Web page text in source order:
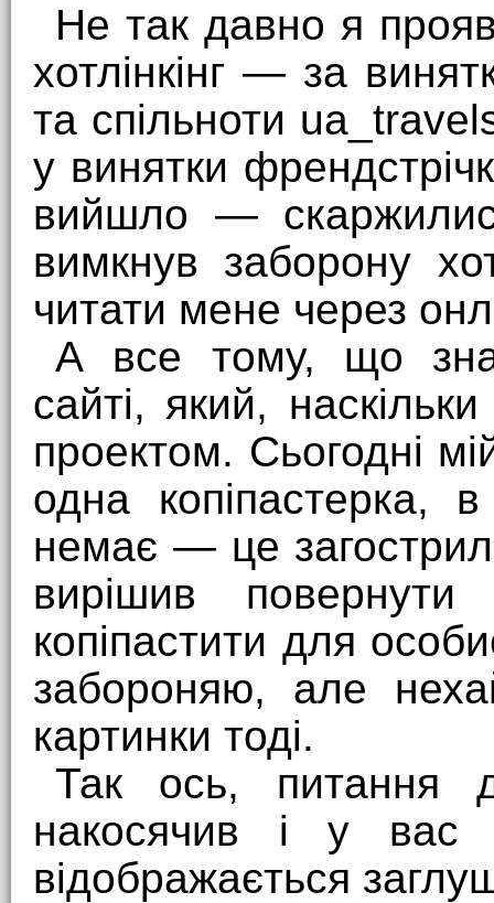
Не так давно я
хотлінкінг — за
та спільноти
у винятки
вийшло —
вимкнув заборону
читати мене через
А все тому, що
сайті, який,
проектом. Сьогодні
одна копіпастерка,
немає — це
вирішив
копіпастити для
забороняю, але
картинки тоді.
Так ось,
накосячив і у вас
відображається